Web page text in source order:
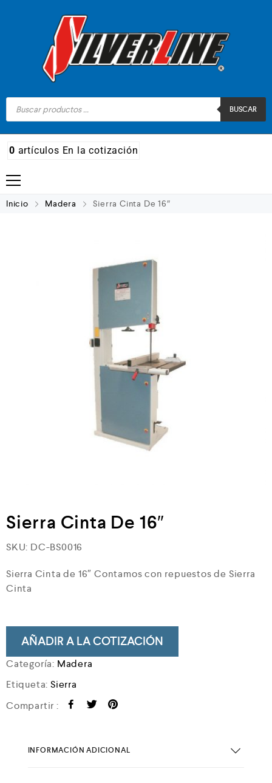
BUSCAR
0 artículos En la cotización
Madera
Línea de productos Virutex
Inicio Madera Sierra Cinta De 16″
Sierra Cinta De 16″
SKU: DC-BS0016
Sierra Cinta de 16″ Contamos con repuestos de Sierra
Cinta
AÑADIR A LA COTIZACIÓN
Categoría: Madera
Etiqueta:Sierra
Compartir :
INFORMACIÓN ADICIONAL